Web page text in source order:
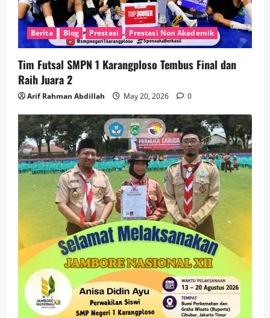
Berita Blog Prestasi Prestasi Non Akademik
Tim Futsal SMPN 1 Karangploso Tembus Final dan
Raih Juara 2
Arif Rahman Abdillah May 20, 2026 0